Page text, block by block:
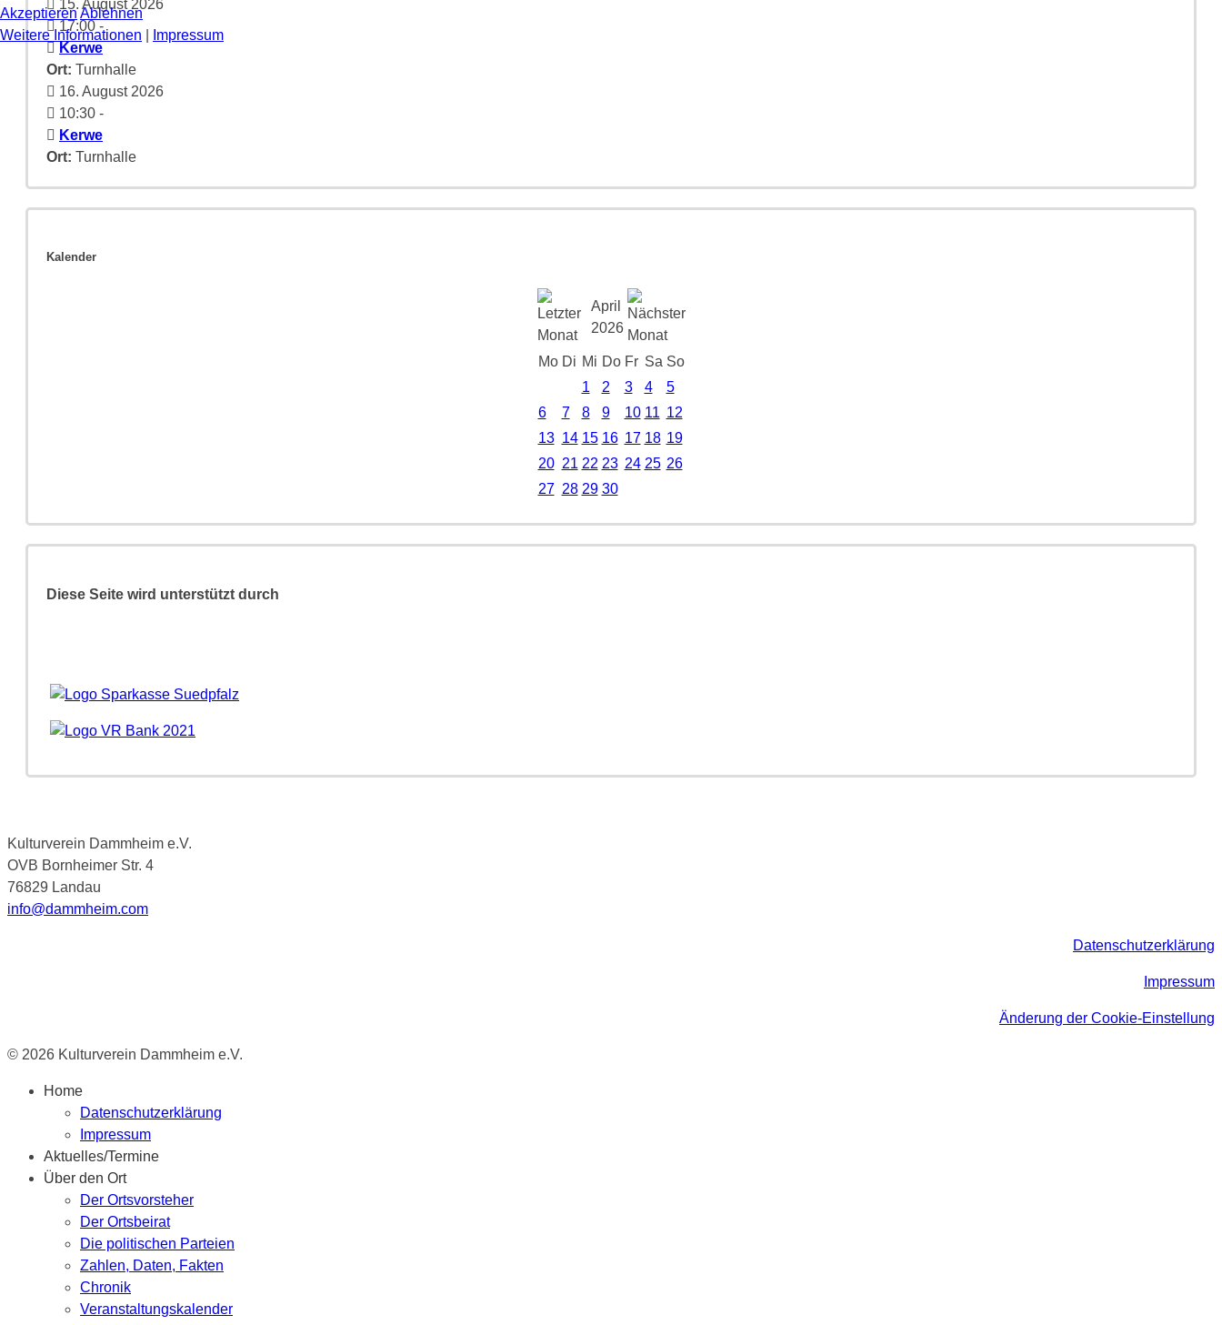
15. August 2026
17:00 -
Kerwe
Ort: Turnhalle
16. August 2026
10:30 -
Kerwe
Ort: Turnhalle
Kalender
April
2026
Mo Di Mi Do Fr Sa So
1
2 3 4
5
6
7 8 9 10 11 12
13 14 15 16 17 18 19
20 21 22 23 24 25 26
27 28 29 30
Diese Seite wird unterstützt durch
Kulturverein Dammheim e.V.
OVB Bornheimer Str. 4
76829 Landau
info@dammheim.com
Datenschutzerklärung
Impressum
Änderung der Cookie-Einstellung
© 2026 Kulturverein Dammheim e.V.
Home
Datenschutzerklärung
Impressum
Aktuelles/Termine
Über den Ort
Der Ortsvorsteher
Der Ortsbeirat
Die politischen Parteien
Zahlen, Daten, Fakten
Chronik
Veranstaltungskalender
AkzeptierenAblehnen
Weitere Informationen
Impressum